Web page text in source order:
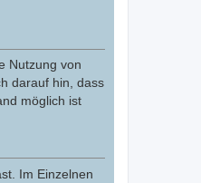
Nutzung von
darauf hin, dass
möglich ist
Im Einzelnen